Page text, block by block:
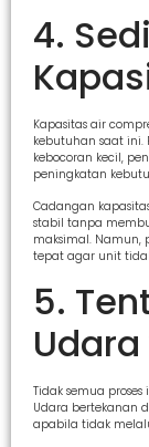
4.
Kapasitas air
kebutuhan saat
kebocoran kecil,
peningkatan
Cadangan
stabil tanpa
maksimal. Namun,
tepat agar unit
5.
Tidak semua
Udara bertekanan
apabila tidak